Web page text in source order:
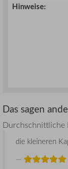
Hinweise:
Das sagen
Durchschnittliche
die kleineren